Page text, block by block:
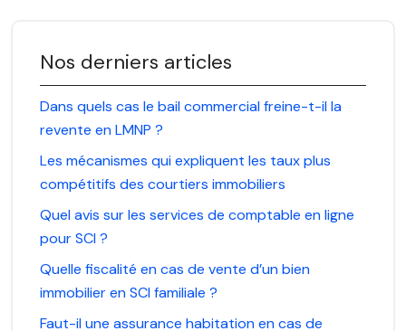
Nos derniers articles
Dans quels cas le bail commercial freine-t-il la
revente en LMNP ?
Les mécanismes qui expliquent les taux plus
compétitifs des courtiers immobiliers
Quel avis sur les services de comptable en ligne
pour SCI ?
Quelle fiscalité en cas de vente d’un bien
immobilier en SCI familiale ?
Faut-il une assurance habitation en cas de